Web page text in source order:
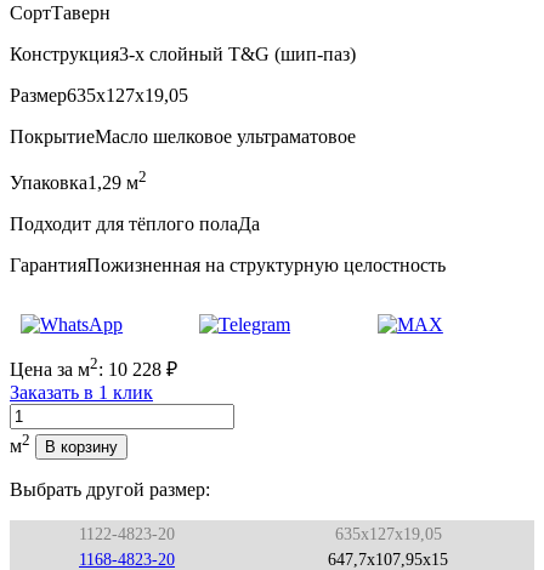
СортТаверн
Конструкция3-х слойный T&G (шип-паз)
Размер635x127x19,05
ПокрытиеМасло шелковое ультраматовое
Упаковка1,29 м2
Подходит для тёплого полаДа
ГарантияПожизненная на структурную целостность
Цена за м2: 10 228 ₽
Заказать в 1 клик
Количество
м2 В корзину
Выбрать другой размер:
1122-4823-20
635x127x19,05
1168-4823-20
647,7x107,95x15